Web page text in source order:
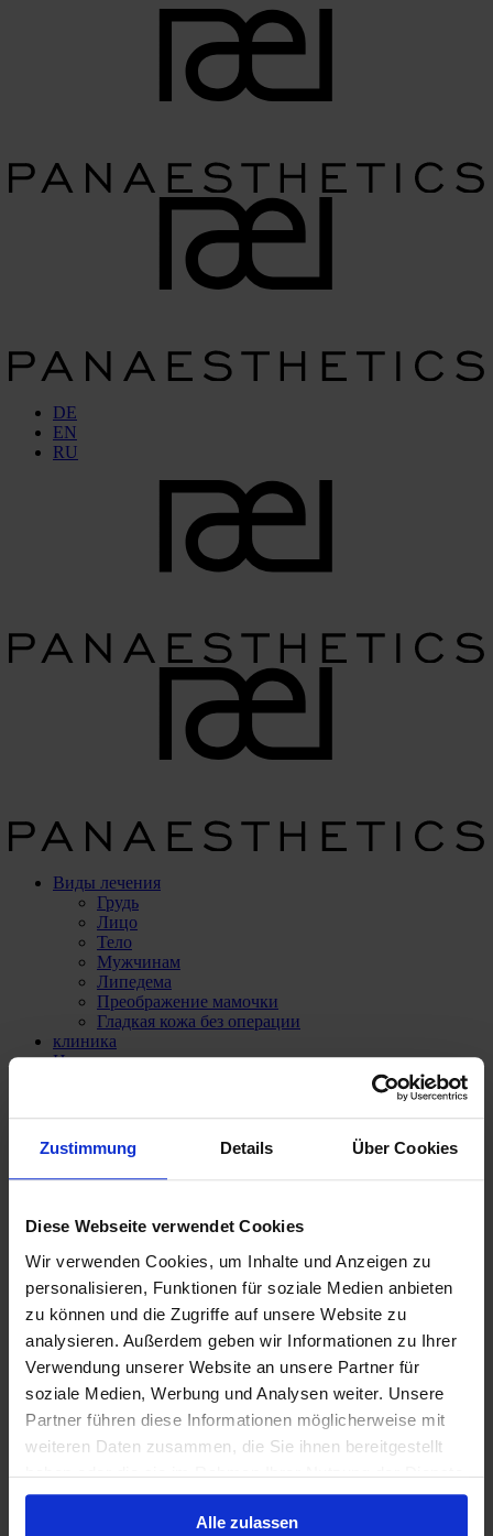
Zustimmung Details Über Cookies
Diese Webseite verwendet Cookies
Wir verwenden Cookies, um Inhalte und Anzeigen zu
personalisieren, Funktionen für soziale Medien anbieten
zu können und die Zugriffe auf unsere Website zu
analysieren. Außerdem geben wir Informationen zu Ihrer
Verwendung unserer Website an unsere Partner für
soziale Medien, Werbung und Analysen weiter. Unsere
Partner führen diese Informationen möglicherweise mit
weiteren Daten zusammen, die Sie ihnen bereitgestellt
haben oder die sie im Rahmen Ihrer Nutzung der Dienste
gesammelt haben.
Alle zulassen
DE
EN
RU
Виды лечения
Грудь
Лицо
Тело
Мужчинам
Липедема
Преображение мамочки
Гладкая кожа без операции
клиника
Наши врачи
Прив.-доц. д-р мед. Панагиотис Теодору
Наши услуги
Стоимость лечения
Страхование рисков
Финансирование
Наши контакты